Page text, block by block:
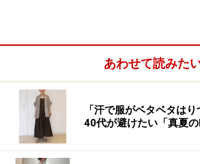
あわせて読みた
「汗で服がベタベタは
40代が避けたい「真夏